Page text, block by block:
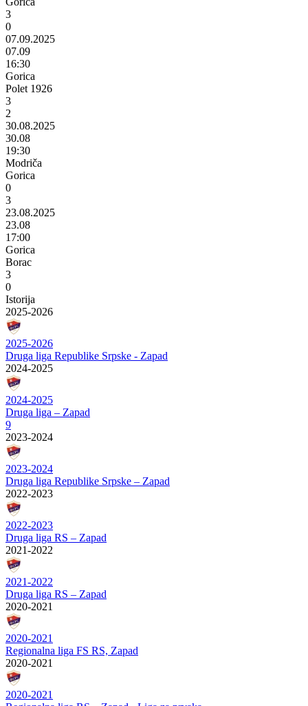
3
0
07.09.2025
07.09
16:30
Gorica
Polet 1926
3
2
30.08.2025
30.08
19:30
Modriča
Gorica
0
3
23.08.2025
23.08
17:00
Gorica
Borac
3
0
Istorija
2025-2026
2025-2026
Druga liga Republike Srpske - Zapad
2024-2025
2024-2025
Druga liga – Zapad
9
2023-2024
2023-2024
Druga liga Republike Srpske – Zapad
2022-2023
2022-2023
Druga liga RS – Zapad
2021-2022
2021-2022
Druga liga RS – Zapad
2020-2021
2020-2021
Regionalna liga FS RS, Zapad
2020-2021
2020-2021